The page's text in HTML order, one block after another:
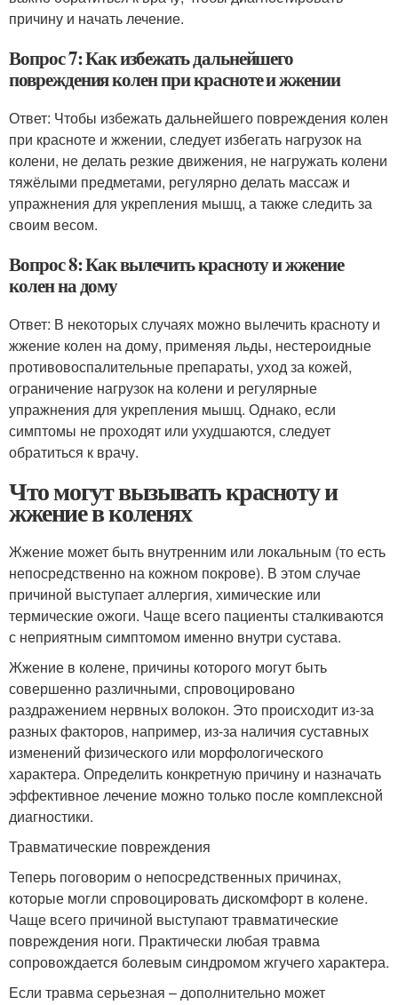
причину и начать лечение.
Вопрос 7: Как избежать дальнейшего
повреждения колен при красноте и жжении
Ответ: Чтобы избежать дальнейшего повреждения колен
при красноте и жжении, следует избегать нагрузок на
колени, не делать резкие движения, не нагружать колени
тяжёлыми предметами, регулярно делать массаж и
упражнения для укрепления мышц, а также следить за
своим весом.
Вопрос 8: Как вылечить красноту и жжение
колен на дому
Ответ: В некоторых случаях можно вылечить красноту и
жжение колен на дому, применяя льды, нестероидные
противовоспалительные препараты, уход за кожей,
ограничение нагрузок на колени и регулярные
упражнения для укрепления мышц. Однако, если
симптомы не проходят или ухудшаются, следует
обратиться к врачу.
Что могут вызывать красноту и
жжение в коленях
Жжение может быть внутренним или локальным (то есть
непосредственно на кожном покрове). В этом случае
причиной выступает аллергия, химические или
термические ожоги. Чаще всего пациенты сталкиваются
с неприятным симптомом именно внутри сустава.
Жжение в колене, причины которого могут быть
совершенно различными, спровоцировано
раздражением нервных волокон. Это происходит из-за
разных факторов, например, из-за наличия суставных
изменений физического или морфологического
характера. Определить конкретную причину и назначать
эффективное лечение можно только после комплексной
диагностики.
Травматические повреждения
Теперь поговорим о непосредственных причинах,
которые могли спровоцировать дискомфорт в колене.
Чаще всего причиной выступают травматические
повреждения ноги. Практически любая травма
сопровождается болевым синдромом жгучего характера.
Если травма серьезная – дополнительно может